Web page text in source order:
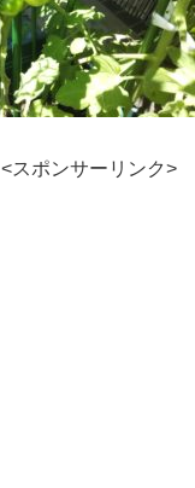
<スポンサーリンク>